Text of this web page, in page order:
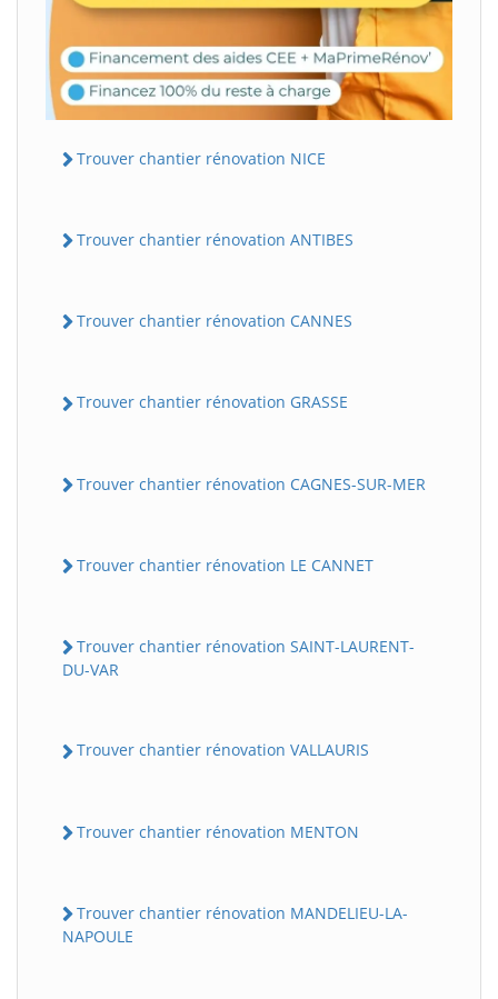
Trouver chantier rénovation NICE
Trouver chantier rénovation ANTIBES
Trouver chantier rénovation CANNES
Trouver chantier rénovation GRASSE
Trouver chantier rénovation CAGNES-SUR-MER
Trouver chantier rénovation LE CANNET
Trouver chantier rénovation SAINT-LAURENT-
DU-VAR
Trouver chantier rénovation VALLAURIS
Trouver chantier rénovation MENTON
Trouver chantier rénovation MANDELIEU-LA-
NAPOULE